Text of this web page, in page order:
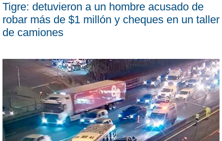
Tigre: detuvieron a un hombre acusado de
robar más de $1 millón y cheques en un taller
de camiones